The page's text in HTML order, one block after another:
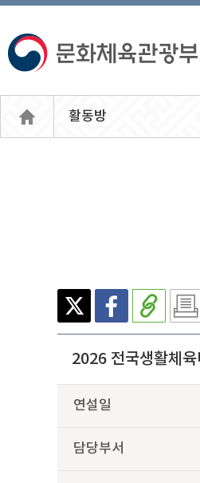
활동방
X(엑
스)
페이
스북
주소
복사
인쇄
하기
2026 전국생활체
연설일
담당부서